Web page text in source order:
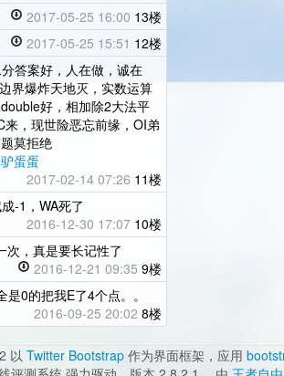
2017-05-25 16:00 13楼
2017-05-25 15:51 12楼
答案好，人在做，诚在
界爆炸天地灭，实数运算
好，相加除2大法平
来，现世险恶忘前缘，OI弟
莫拒绝
蛋蛋
2017-02-14 07:26 11楼
-1，WA死了
2016-12-30 17:07 10楼
次，真是要长记性了
2016-12-21 09:35 9楼
0的把我E了4个点。。
2016-09-25 20:02 8楼
以 Twitter Bootstrap 作为界面框架，应用